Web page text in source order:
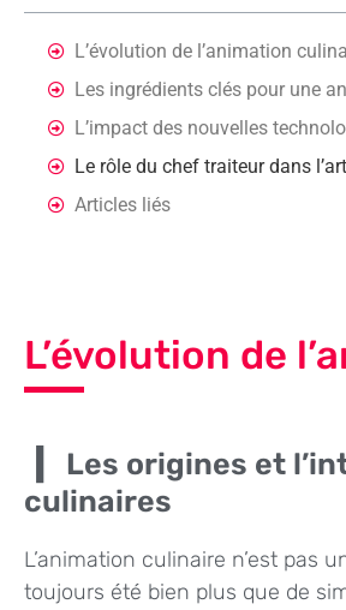
L’évolution de l’animation
Les ingrédients clés pour une
L’impact des nouvelles
Le rôle du chef traiteur dans
Articles liés
L’évolution de
Les origines et
culinaires
L’animation culinaire n’est pas
toujours été bien plus que de